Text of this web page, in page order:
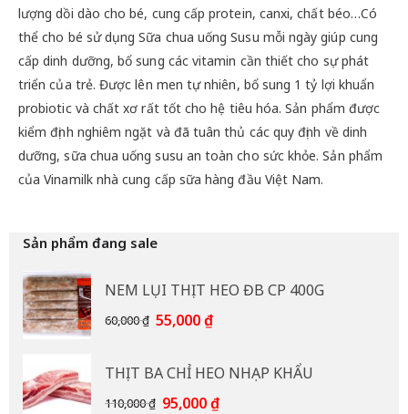
lượng dồi dào cho bé, cung cấp protein, canxi, chất béo…Có
thể cho bé sử dụng Sữa chua uống Susu mỗi ngày giúp cung
cấp dinh dưỡng, bổ sung các vitamin cần thiết cho sự phát
triển của trẻ. Được lên men tự nhiên, bổ sung 1 tỷ lợi khuẩn
probiotic và chất xơ rất tốt cho hệ tiêu hóa. Sản phẩm được
kiểm định nghiêm ngặt và đã tuân thủ các quy định về dinh
dưỡng, sữa chua uống susu an toàn cho sức khỏe. Sản phẩm
của Vinamilk nhà cung cấp sữa hàng đầu Việt Nam.
Sản phẩm đang sale
NEM LỤI THỊT HEO ĐB CP 400G
60,000₫ Giá
60,000 ₫.
55,000₫Giá
là:
55,000 ₫.
THỊT BA CHỈ HEO NHẠP KHẨU
110,000₫ Giá
95,000₫Giá